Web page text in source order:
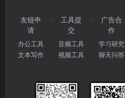
友链申
请
办公工具
文本写作
工具提
交
音频工具
视频工具
广告合
作
学习研究
聊天问答